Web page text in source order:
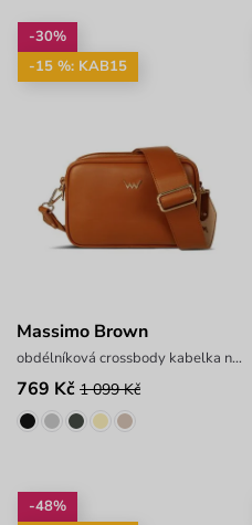
-30%
-15 %: KAB15
Massimo Brown
obdélníková crossbody kabelka na zip
769 Kč 1 099 Kč
-48%